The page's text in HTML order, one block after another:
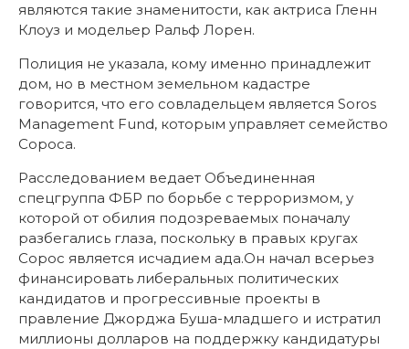
являются такие знаменитости, как актриса Гленн
Клоуз и модельер Ральф Лорен.
Полиция не указала, кому именно принадлежит
дом, но в местном земельном кадастре
говорится, что его совладельцем является Soros
Management Fund, которым управляет семейство
Сороса.
Расследованием ведает Объединенная
спецгруппа ФБР по борьбе с терроризмом, у
которой от обилия подозреваемых поначалу
разбегались глаза, поскольку в правых кругах
Сорос является исчадием ада.Он начал всерьез
финансировать либеральных политических
кандидатов и прогрессивные проекты в
правление Джорджа Буша-младшего и истратил
миллионы долларов на поддержку кандидатуры